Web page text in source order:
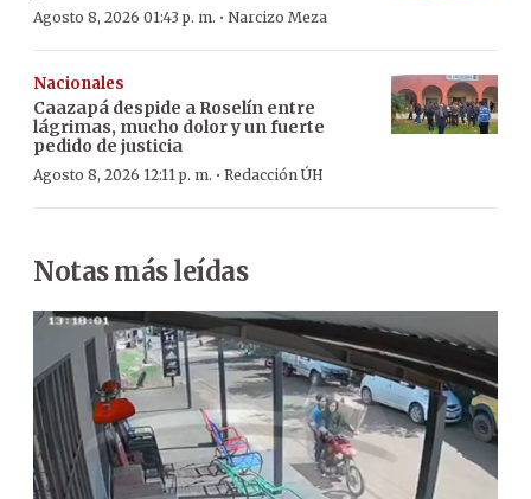
Agosto 8, 2026 01:43 p. m. · Narcizo Meza
Nacionales
Caazapá despide a Roselín entre
lágrimas, mucho dolor y un fuerte
pedido de justicia
Agosto 8, 2026 12:11 p. m. · Redacción ÚH
Notas más leídas